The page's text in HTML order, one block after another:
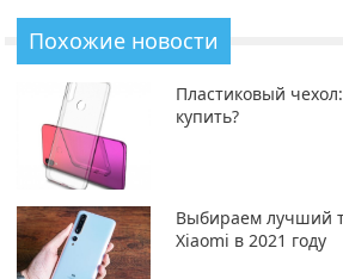
Похожие новости
Пластиковый
купить?
Выбираем лучший
Xiaomi в 2021 году